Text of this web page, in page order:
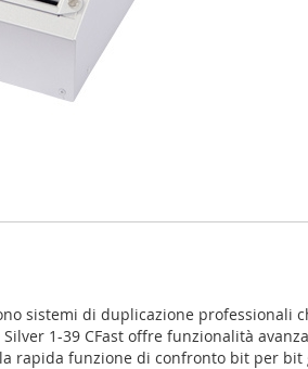
sistemi di duplicazione
1-39 CFast offre funzionalità
rapida funzione di confronto bit per